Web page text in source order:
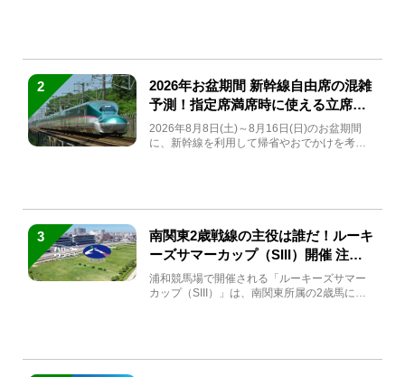
2
2026年お盆期間 新幹線自由席の混雑
予測！指定席満席時に使える立席特
急券も解説
2026年8月8日(土)～8月16日(日)のお盆期間
に、新幹線を利用して帰省やおでかけを考え
3
南関東2歳戦線の主役は誰だ！ルーキ
ーズサマーカップ（SIII）開催 注目
馬と見どころをチェック
浦和競馬場で開催される「ルーキーズサマー
カップ（SIII）」は、南関東所属の2歳馬によ